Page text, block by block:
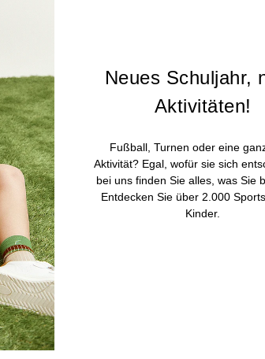
Neues Schuljahr,
Aktivitäten!
Fußball, Turnen oder eine
Aktivität? Egal, wofür sie sich
bei uns finden Sie alles, was Sie
Entdecken Sie über 2.000
Kinder.